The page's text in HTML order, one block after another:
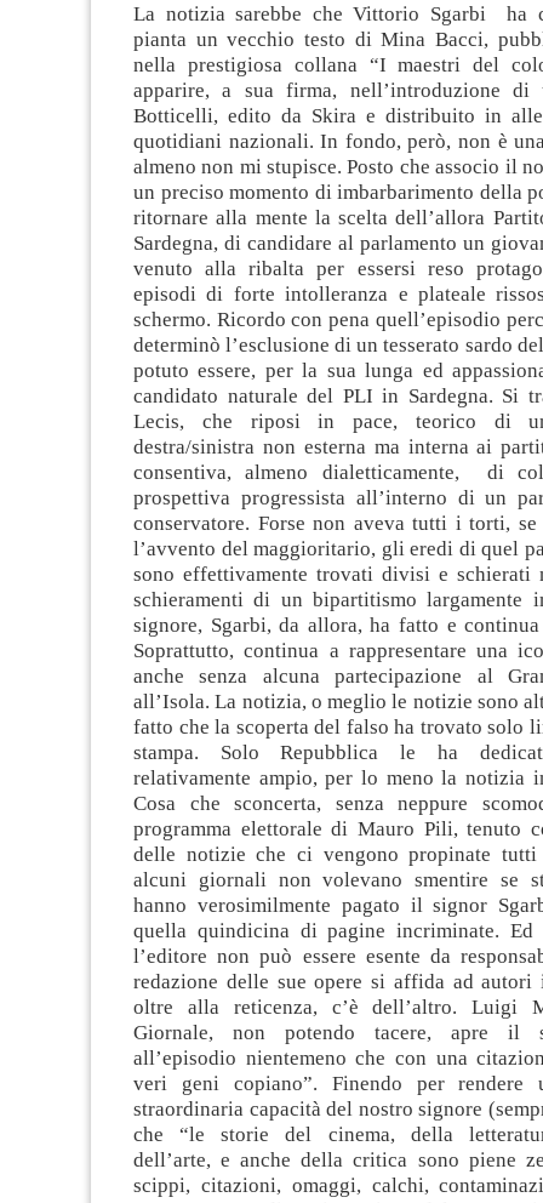
La notizia sarebbe che Vittorio Sgarbi ha
pianta un vecchio testo di Mina Bacci,
nella prestigiosa collana “I maestri del
apparire, a sua firma, nell’introduzione
Botticelli, edito da Skira e distribuito in
quotidiani nazionali. In fondo, però, non è
almeno non mi stupisce. Posto che associo il
un preciso momento di imbarbarimento della
ritornare alla mente la scelta dell’allora
Sardegna, di candidare al parlamento un
venuto alla ribalta per essersi reso
episodi di forte intolleranza e plateale
schermo. Ricordo con pena quell’episodio
determinò l’esclusione di un tesserato sardo
potuto essere, per la sua lunga ed
candidato naturale del PLI in Sardegna. Si
Lecis, che riposi in pace, teorico di
destra/sinistra non esterna ma interna ai
consentiva, almeno dialetticamente, di
prospettiva progressista all’interno di un
conservatore. Forse non aveva tutti i torti,
l’avvento del maggioritario, gli eredi di quel
sono effettivamente trovati divisi e schierati
schieramenti di un bipartitismo largamente
signore, Sgarbi, da allora, ha fatto e
Soprattutto, continua a rappresentare una
anche senza alcuna partecipazione al
all’Isola. La notizia, o meglio le notizie sono
fatto che la scoperta del falso ha trovato solo
stampa. Solo Repubblica le ha
relativamente ampio, per lo meno la notizia
Cosa che sconcerta, senza neppure
programma elettorale di Mauro Pili, tenuto
delle notizie che ci vengono propinate
alcuni giornali non volevano smentire se
hanno verosimilmente pagato il signor
quella quindicina di pagine incriminate. Ed
l’editore non può essere esente da
redazione delle sue opere si affida ad
oltre alla reticenza, c’è dell’altro. Luigi
Giornale, non potendo tacere, apre il
all’episodio nientemeno che con una
veri geni copiano”. Finendo per
straordinaria capacità del nostro signore
che “le storie del cinema, della
dell’arte, e anche della critica sono piene
scippi, citazioni, omaggi, calchi,